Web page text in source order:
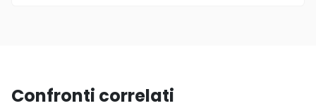
Confronti correlati